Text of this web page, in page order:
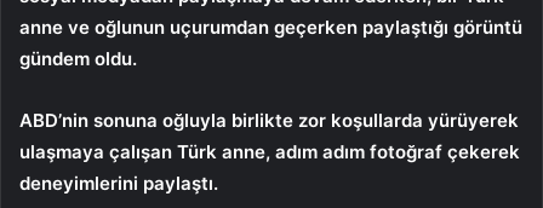
anne ve oğlunun uçurumdan geçerken paylaştığı görüntü
gündem oldu.
ABD’nin sonuna oğluyla birlikte zor koşullarda yürüyerek
ulaşmaya çalışan Türk anne, adım adım fotoğraf çekerek
deneyimlerini paylaştı.